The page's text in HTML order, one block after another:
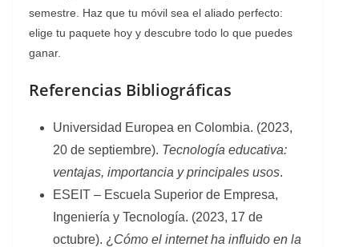
semestre. Haz que tu móvil sea el aliado perfecto:
elige tu paquete hoy y descubre todo lo que puedes
ganar.
Referencias Bibliográficas
Universidad Europea en Colombia. (2023,
20 de septiembre). Tecnología educativa:
ventajas, importancia y principales usos.
ESEIT – Escuela Superior de Empresa,
Ingeniería y Tecnología. (2023, 17 de
octubre). ¿ Cómo el internet ha influido en la